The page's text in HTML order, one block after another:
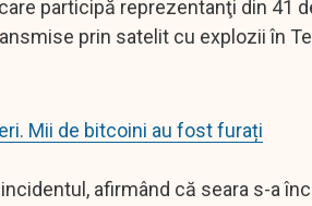
participă reprezentanţi din 41
prin satelit cu explozii în
Mii de bitcoini au fost furați
afirmând că seara s-a